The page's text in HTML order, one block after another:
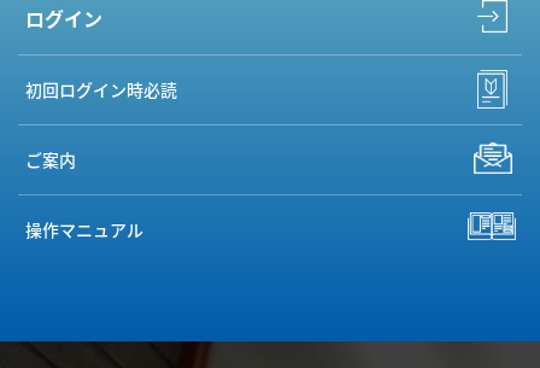
ログイン
初回ログイン時必読
ご案内
操作マニュアル